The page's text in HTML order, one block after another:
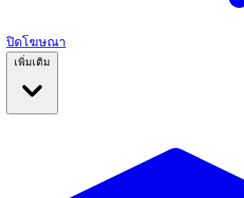
ปิดโฆษณา
เพิ่มเติม